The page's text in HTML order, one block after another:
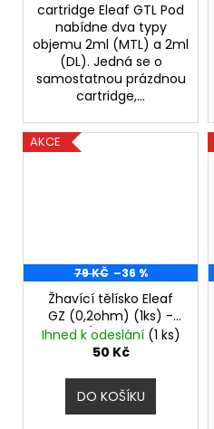
cartridge Eleaf GTL Pod
nabídne dva typy
objemu 2ml (MTL) a 2ml
(DL). Jedná se o
samostatnou prázdnou
cartridge,...
AKCE
79 KČ –36 %
Žhavící tělísko Eleaf
GZ (0,2ohm) (1ks) -
VÝPRODEJ.
Ihned k odeslání (1 ks)
50 Kč
DO KOŠÍKU